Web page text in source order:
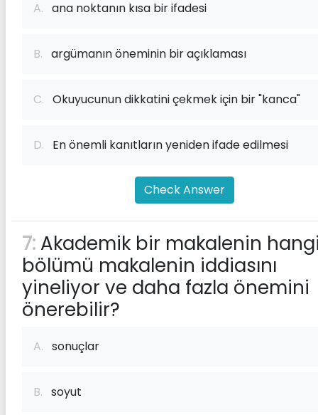
A. ana noktanın kısa bir ifadesi
B. argümanın öneminin bir açıklaması
C. Okuyucunun dikkatini çekmek için bir "kanca"
D. En önemli kanıtların yeniden ifade edilmesi
Check Answer
7: Akademik bir makalenin
bölümü makalenin iddiasını
yineliyor ve daha fazla önemini
önerebilir?
A. sonuçlar
B. soyut